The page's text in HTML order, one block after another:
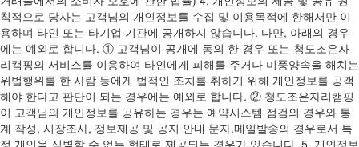
칙적으로 당사는 고객님의 개인정보를 수집 및 이용목적에 한해서만 이
용하며 타인 또는 타기업·기관에 공개하지 않습니다. 다만, 아래의 경우
에는 예외로 합니다. ① 고객님이 공개에 동의 한 경우 또는 청도조은자
리캠핑의 서비스를 이용하여 타인에게 피해를 주거나 미풍양속을 해치는
위법행위를 한 사람 등에게 법적인 조치를 취하기 위해 개인정보를 공객
해야 한다고 판단이 되는 경우에는 예외로 합니다. ② 청도조은자리캠핑
이 고객님의 개인정보를 공유하는 경우는 예약시스템 점검의 경우와 통
계 작성, 시장조사, 정보제공 및 공지 안내 문자.메일발송의 경우로서 특
정 개인을 식별할 수 없는 형태로 제공되는 경우가 있습니다. 5. 개인정보